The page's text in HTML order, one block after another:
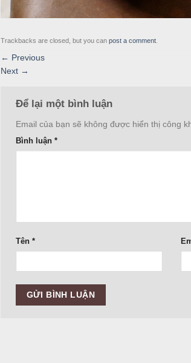
Trackbacks are closed, but you can post a comment
← Previous
Next →
Để lại một bình luận
Email của bạn sẽ không được hiển thị công
Bình luận *
Tên *